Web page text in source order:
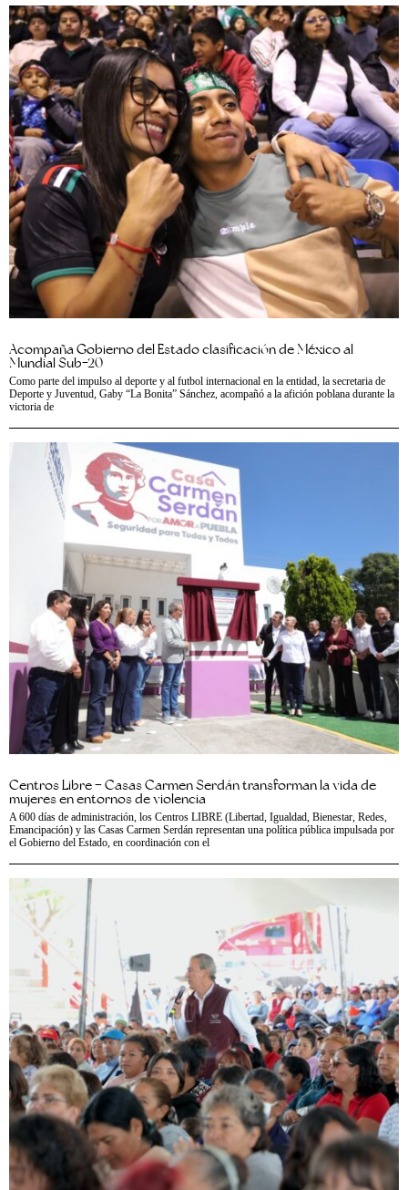
Acompaña Gobierno del Estado clasificación de México al
Mundial Sub-20
Como parte del impulso al deporte y al futbol internacional en la entidad, la secretaria de
Deporte y Juventud, Gaby “La Bonita” Sánchez, acompañó a la afición poblana durante la
victoria de
Centros Libre – Casas Carmen Serdán transforman la vida de
mujeres en entornos de violencia
A 600 días de administración, los Centros LIBRE (Libertad, Igualdad, Bienestar, Redes,
Emancipación) y las Casas Carmen Serdán representan una política pública impulsada por
el Gobierno del Estado, en coordinación con el